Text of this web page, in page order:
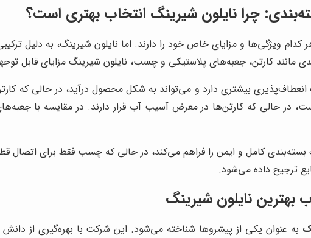
چرا نایلون شیرینگ انتخاب بهتری است؟
کدام ویژگی‌ها و مزایای خاص خود را دارند. اما نایلون شیرینگ، به دلیل
مانند کارتن، جعبه‌های پلاستیکی و چسب، نایلون شیرینگ مزایای قابل
انعطاف‌پذیری بیشتری دارد و می‌تواند به شکل محصول درآید، در حالی که
در حالی که کارتن‌ها در معرض آسیب آب قرار دارند. در مقایسه با
کامل و ایمن را فراهم می‌کند، در حالی که چسب فقط برای اتصال
ترجیح داده می‌شود.
بهترین نایلون شیرینگ
به عنوان یکی از پیشروها شناخته می‌شود. این شرکت با بهره‌گیری از دانش